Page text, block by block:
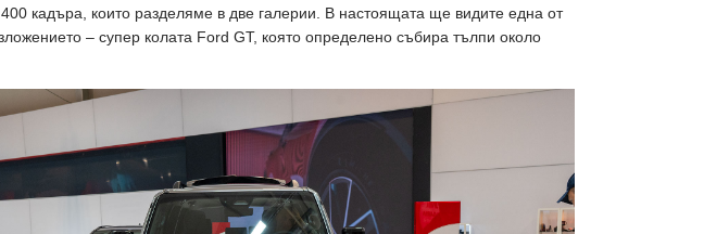
400 кадъра, които разделяме в две галерии. В настоящата ще видите една от
– супер колата Ford GT, която определено събира тълпи около